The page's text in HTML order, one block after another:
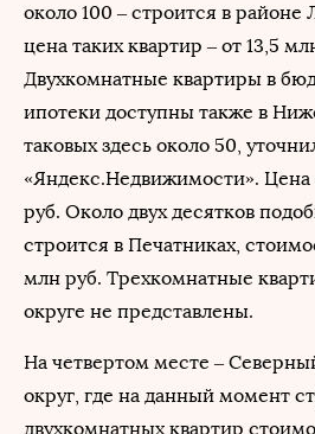
около 100 – строится в районе
цена таких квартир – от 13,5
Двухкомнатные квартиры в
ипотеки доступны также в
таковых здесь около 50,
«Яндекс.Недвижимости». Цена
руб. Около двух десятков
строится в Печатниках,
млн руб. Трехкомнатные
округе не представлены.
На четвертом месте –
округ, где на данный момент
двухкомнатных квартир